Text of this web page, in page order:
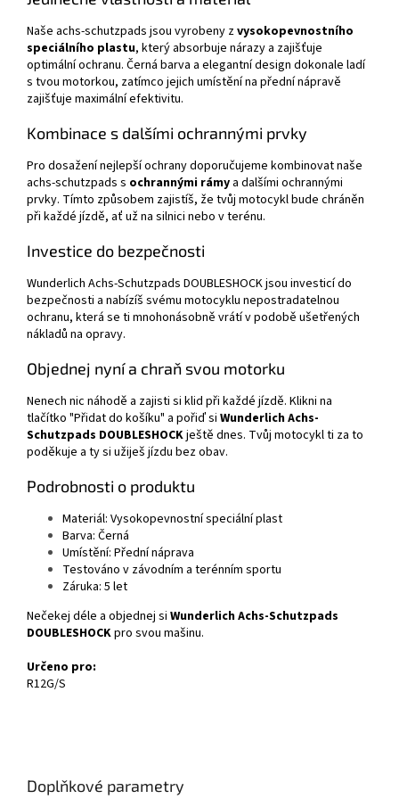
Naše achs-schutzpads jsou vyrobeny zvysokopevnostního
speciálního plastu, který absorbuje nárazy a zajišťuje
optimální ochranu. Černá barva a elegantní design dokonale ladí
s tvou motorkou, zatímco jejich umístění na přední nápravě
zajišťuje maximální efektivitu.
Kombinace s dalšími ochrannými prvky
Pro dosažení nejlepší ochrany doporučujeme kombinovat naše
achs-schutzpads s ochrannými rámy a dalšími ochrannými
prvky. Tímto způsobem zajistíš, že tvůj motocykl bude chráněn
při každé jízdě, ať už na silnici nebo v terénu.
Investice do bezpečnosti
Wunderlich Achs-Schutzpads DOUBLESHOCK jsou investicí do
bezpečnosti a nabízíš svému motocyklu nepostradatelnou
ochranu, která se ti mnohonásobně vrátí v podobě ušetřených
nákladů na opravy.
Objednej nyní a chraň svou motorku
Nenech nic náhodě a zajisti si klid při každé jízdě. Klikni na
tlačítko "Přidat do košíku" a pořiď si Wunderlich Achs-
Schutzpads DOUBLESHOCKještě dnes. Tvůj motocykl ti za to
poděkuje a ty si užiješ jízdu bez obav.
Podrobnosti o produktu
Materiál: Vysokopevnostní speciální plast
Barva: Černá
Umístění: Přední náprava
Testováno v závodním a terénním sportu
Záruka: 5 let
Nečekej déle a objednej si Wunderlich Achs-Schutzpads
DOUBLESHOCKpro svou mašinu.
Určeno pro:
R12G/S
Doplňkové parametry